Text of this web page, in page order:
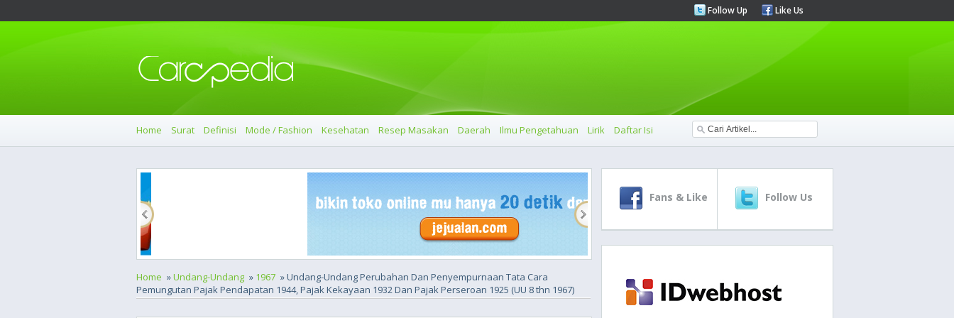
Follow Up Like Us
Home Surat Definisi Mode / Fashion Kesehatan Resep Masakan Daerah Ilmu Pengetahuan Lirik Daftar Isi
Home »Undang-Undang » 1967 » Undang-Undang Perubahan Dan Penyempurnaan Tata Cara
Pemungutan Pajak Pendapatan 1944, Pajak Kekayaan 1932 Dan Pajak Perseroan 1925 (UU 8 thn 1967)
Fans & Like Follow Us